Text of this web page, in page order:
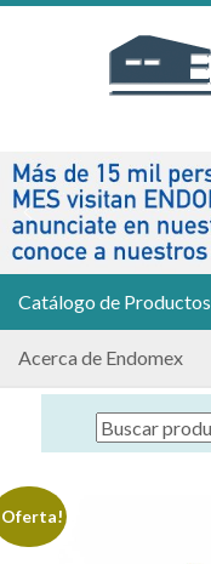
Catálogo de Productos
Acerca de Endomex